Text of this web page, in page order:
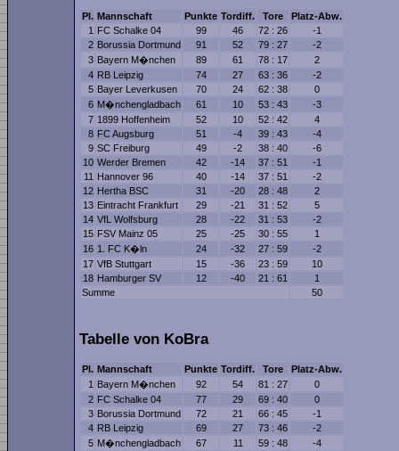
Pl. Mannschaft Punkte Tordiff. Tore
Platz-Abw.
1 FC Schalke 04 99 46 72 : 26
-1
2 Borussia Dortmund 91 52 79 : 27
-2
3 Bayern M�nchen 89 61 78 : 17
2
4 RB Leipzig 74 27 63 : 36
-2
5 Bayer Leverkusen 70 24 62 : 38
0
6 M�nchengladbach 61 10 53 : 43
-3
7 1899 Hoffenheim 52 10 52 : 42
4
8 FC Augsburg 51 -4 39 : 43
-4
9 SC Freiburg 49 -2 38 : 40
-6
10 Werder Bremen 42 -14 37 : 51
-1
11 Hannover 96 40 -14 37 : 51
-2
12 Hertha BSC 31 -20 28 : 48
2
13 Eintracht Frankfurt 29 -21 31 : 52
5
14 VfL Wolfsburg 28 -22 31 : 53
-2
15 FSV Mainz 05 25 -25 30 : 55
1
16 1. FC K�ln 24 -32 27 : 59
-2
17 VfB Stuttgart 15 -36 23 : 59
10
18 Hamburger SV 12 -40 21 : 61
1
Summe
50
Tabelle von KoBra
Pl. Mannschaft Punkte Tordiff. Tore
Platz-Abw.
1 Bayern M�nchen 92 54 81 : 27
0
2 FC Schalke 04 77 29 69 : 40
0
3 Borussia Dortmund 72 21 66 : 45
-1
4 RB Leipzig 69 27 73 : 46
-2
5 M�nchengladbach 67 11 59 : 48
-4